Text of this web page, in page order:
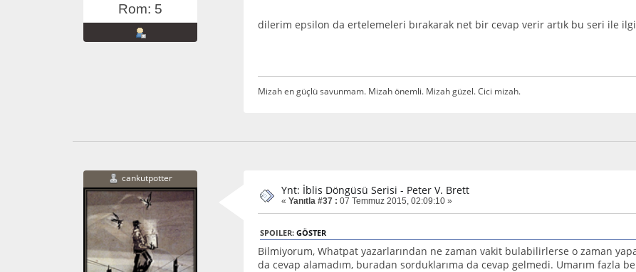
Rom: 5
dilerim epsilon da ertelemeleri bırakarak net bir cevap verir artık bu seri ile
Mizah en güçlü savunmam. Mizah önemli. Mizah güzel. Cici mizah.
cankutpotter
Ynt: İblis Döngüsü Serisi - Peter V. Brett
« Yanıtla #37 : 07 Temmuz 2015, 02:09:10 »
SPOILER: GÖSTER
Bilmiyorum, Whatpat yazarlarından ne zaman vakit bulabilirlerse o zaman
da cevap alamadım, buradan sorduklarıma da cevap gelmedi. Umarım fazla